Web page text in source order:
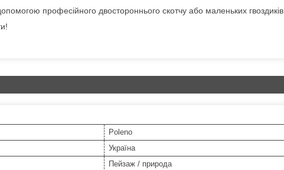
професійного двостороннього скотчу або маленьких гвоздиків.
Poleno
Україна
Пейзаж / природа